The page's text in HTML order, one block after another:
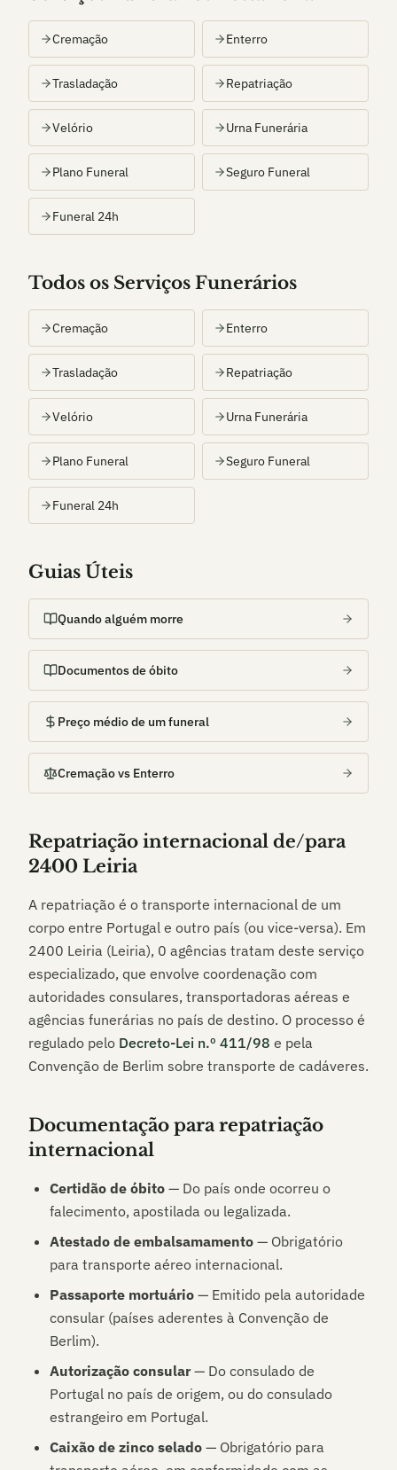
Cremação Enterro
Trasladação Repatriação
Velório Urna Funerária
Plano Funeral Seguro Funeral
Funeral 24h
Todos os Serviços Funerários
Cremação Enterro
Trasladação Repatriação
Velório Urna Funerária
Plano Funeral Seguro Funeral
Funeral 24h
Guias Úteis
Quando alguém morre
Documentos de óbito
Preço médio de um funeral
Cremação vs Enterro
Repatriação internacional de/para
2400 Leiria
A repatriação é o transporte internacional de um
corpo entre Portugal e outro país (ou vice-versa). Em
2400 Leiria (Leiria), 0 agências tratam deste serviço
especializado, que envolve coordenação com
autoridades consulares, transportadoras aéreas e
agências funerárias no país de destino. O processo é
regulado pelo Decreto-Lei n.º 411/98 e pela
Convenção de Berlim sobre transporte de cadáveres.
Documentação para repatriação
internacional
Certidão de óbito — Do país onde ocorreu o
falecimento, apostilada ou legalizada.
Atestado de embalsamamento — Obrigatório
para transporte aéreo internacional.
Passaporte mortuário — Emitido pela autoridade
consular (países aderentes à Convenção de
Berlim).
Autorização consular — Do consulado de
Portugal no país de origem, ou do consulado
estrangeiro em Portugal.
Caixão de zinco selado — Obrigatório para